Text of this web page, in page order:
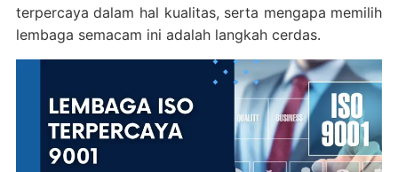
terpercaya dalam hal kualitas, serta mengapa memilih
lembaga semacam ini adalah langkah cerdas.